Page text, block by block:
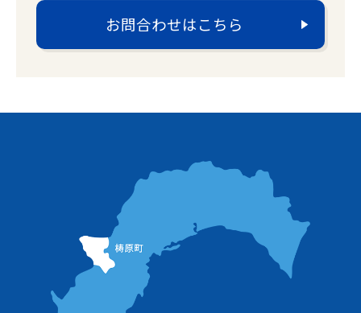
お問合わせはこちら